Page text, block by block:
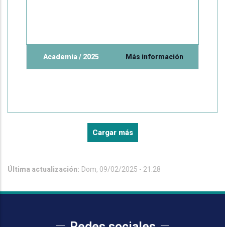
Academia / 2025 Más información
Cargar más
Última actualización: Dom, 09/02/2025 - 21:28